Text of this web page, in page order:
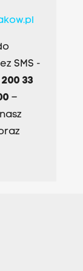
SMS -
200 33
–